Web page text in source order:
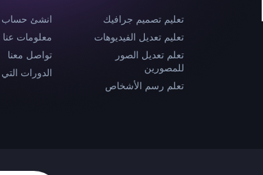
تعليم تصميم جرافيك
تعليم تعديل الفيديوهات
تعلم تعديل الصور
للمصورين
تعلم رسم الأشخاص
انشئ حساب
معلومات عنا
تواصل معنا
الدورات التي